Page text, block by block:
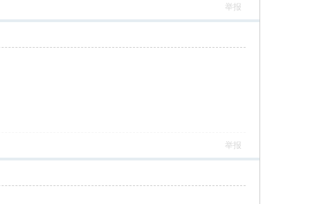
举报
举报